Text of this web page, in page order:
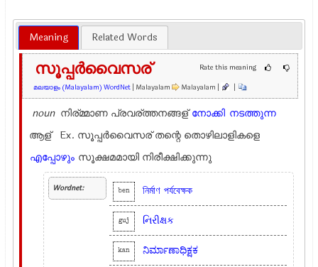
Meaning Related Words
Rate this meaning
സൂപ്പർവൈസര്
മലയാളം (Malayalam) WordNet | Malayalam Malayalam | |
noun നിര്മ്മാണ പ്രവര്ത്തനങ്ങള്നോക്കി നടത്തുന്ന
ആള് Ex. സൂപ്പർവൈസര് തന്റെ തൊഴിലാളികളെ
എപ്പോഴും സൂക്ഷമമായി നിരീക്ഷിക്കുന്നു
Wordnet: ben নির্মাণ পর্যবেক্ষক
guj નિરીક્ષક
kan ನಿರ್ಮಾಣಾಧಿಕ್ಷಕ